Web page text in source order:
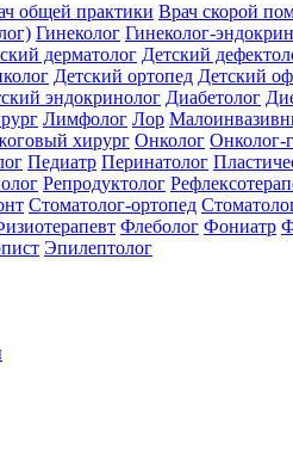
общей практики Врач скорой
Гинеколог Гинеколог-
дерматолог Детский
Детский ортопед Детский
эндокринолог Диабетолог
Лимфолог Лор
хирург Онколог Онколог-
Педиатр Перинатолог
Репродуктолог
Стоматолог-ортопед
Флеболог Фониатр
Эпилептолог